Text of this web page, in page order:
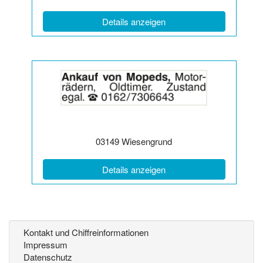
Details anzeigen(ID: 2064110)
Details
der
Anzeige
2061059
Info:
Postleitzahl:
03149Ort:
Wiesengrund
Details anzeigen(ID: 2061059)
Kontakt und Chiffreinformationen
Impressum
Datenschutz